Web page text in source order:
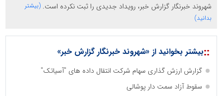
شهروند خبرنگار گزارش خبر، رویداد جدیدی را ثبت نکرده است. (بیشتر
بدانید)
::بیشتر بخوانید از «شهروند خبرنگار گزارش خبر»
گزارش ارزش گذاری سهام شرکت انتقال داده های "آسیاتک"
سقوط آزاد سمت دار پوشالی